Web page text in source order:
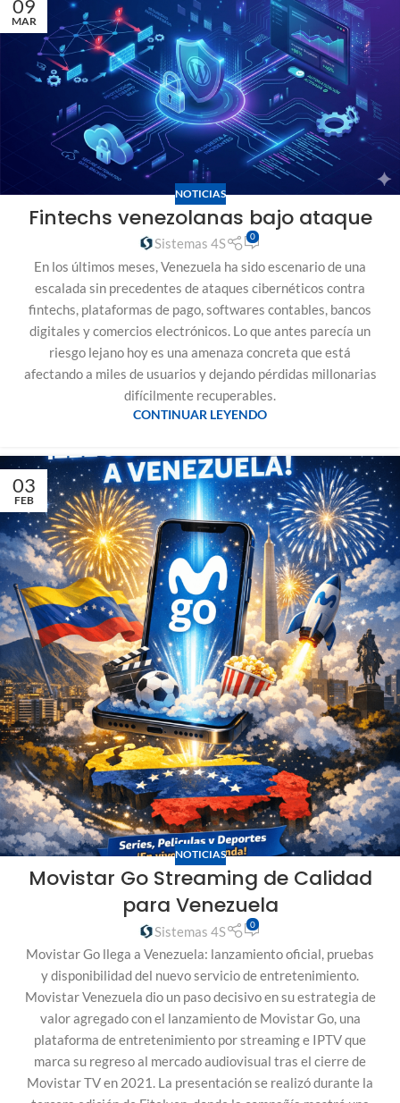
09
MAR
NOTICIAS
Fintechs venezolanas bajo ataque
Sistemas 4S 0
En los últimos meses, Venezuela ha sido escenario de una
escalada sin precedentes de ataques cibernéticos contra
fintechs, plataformas de pago, softwares contables, bancos
digitales y comercios electrónicos. Lo que antes parecía un
riesgo lejano hoy es una amenaza concreta que está
afectando a miles de usuarios y dejando pérdidas millonarias
difícilmente recuperables.
CONTINUAR LEYENDO
03
FEB
NOTICIAS
Movistar Go Streaming de Calidad
para Venezuela
Sistemas 4S 0
Movistar Go llega a Venezuela: lanzamiento oficial, pruebas
y disponibilidad del nuevo servicio de entretenimiento.
Movistar Venezuela dio un paso decisivo en su estrategia de
valor agregado con el lanzamiento de Movistar Go, una
plataforma de entretenimiento por streaming e IPTV que
marca su regreso al mercado audiovisual tras el cierre de
Movistar TV en 2021. La presentación se realizó durante la